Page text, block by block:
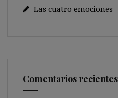
Las cuatro emociones
Comentarios recientes